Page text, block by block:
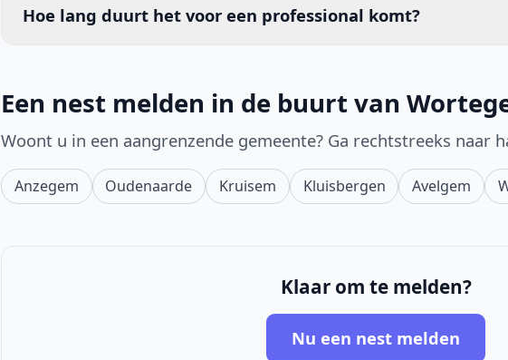
Hoe lang duurt het voor een professional komt?
Een nest melden in de buurt van
Woont u in een aangrenzende gemeente? Ga rechtstreeks naar
Anzegem Oudenaarde Kruisem Kluisbergen Avelgem
Klaar om te melden?
Nu een nest melden